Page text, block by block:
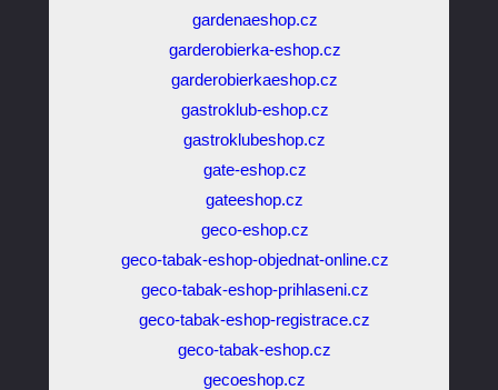
gardenaeshop.cz
garderobierka-eshop.cz
garderobierkaeshop.cz
gastroklub-eshop.cz
gastroklubeshop.cz
gate-eshop.cz
gateeshop.cz
geco-eshop.cz
geco-tabak-eshop-objednat-online.cz
geco-tabak-eshop-prihlaseni.cz
geco-tabak-eshop-registrace.cz
geco-tabak-eshop.cz
gecoeshop.cz